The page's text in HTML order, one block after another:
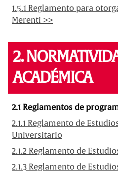
1.5.1 Reglamento para
Merenti >>
2.
ACADÉMICA
2.1 Reglamentos de
2.1.1 Reglamento de
Universitario
2.1.2 Reglamento de
2.1.3 Reglamento de